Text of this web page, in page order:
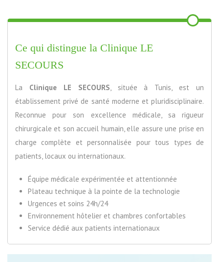
Ce qui distingue la Clinique LE
SECOURS
La Clinique LE SECOURS, située à Tunis, est un
établissement privé de santé moderne et pluridisciplinaire.
Reconnue pour son excellence médicale, sa rigueur
chirurgicale et son accueil humain, elle assure une prise en
charge complète et personnalisée pour tous types de
patients, locaux ou internationaux.
Équipe médicale expérimentée et attentionnée
Plateau technique à la pointe de la technologie
Urgences et soins 24h/24
Environnement hôtelier et chambres confortables
Service dédié aux patients internationaux